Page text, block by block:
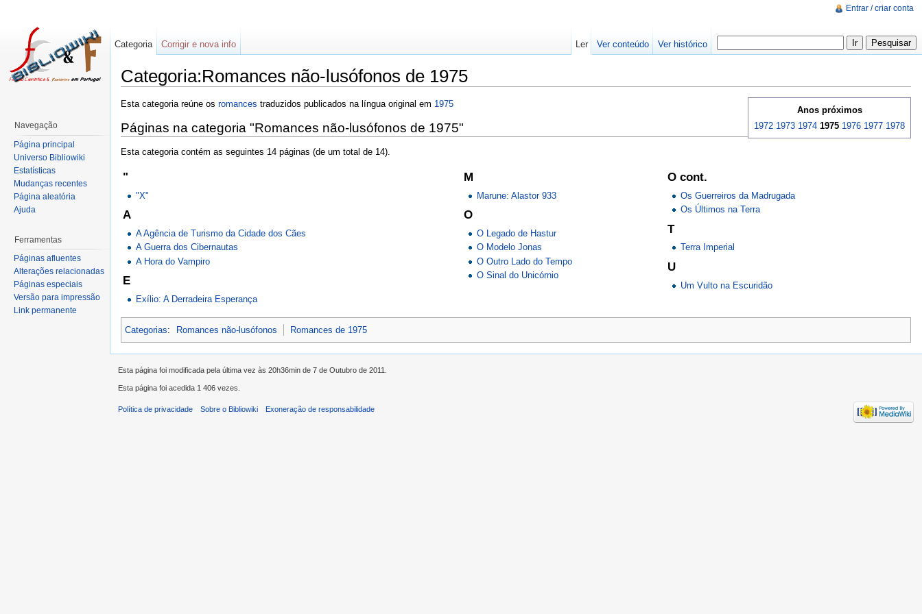
Categoria:Romances não-lusófonos de 1975
Anos próximos
1972 1973 1974 1975 1976 1977 1978
Esta categoria reúne os romances traduzidos publicados na língua original em 1975
Páginas na categoria "Romances não-lusófonos de 1975"
Esta categoria contém as seguintes 14 páginas (de um total de 14).
"
"X"
A
A Agência de Turismo da Cidade dos Cães
A Guerra dos Cibernautas
A Hora do Vampiro
E
Exílio: A Derradeira Esperança
M
Marune: Alastor 933
O
O Legado de Hastur
O Modelo Jonas
O Outro Lado do Tempo
O Sinal do Unicórnio
O cont.
Os Guerreiros da Madrugada
Os Últimos na Terra
T
Terra Imperial
U
Um Vulto na Escuridão
Categorias: Romances não-lusófonos Romances de 1975
Entrar / criar conta
Categoria Corrigir e nova info Ler Ver conteúdo Ver histórico
Navegação
Página principal
Universo Bibliowiki
Estatísticas
Mudanças recentes
Página aleatória
Ajuda
Ferramentas
Páginas afluentes
Alterações relacionadas
Páginas especiais
Versão para impressão
Link permanente
Esta página foi modificada pela última vez às 20h36min de 7 de Outubro de 2011.
Esta página foi acedida 1 406 vezes.
Política de privacidade Sobre o Bibliowiki Exoneração de responsabilidade